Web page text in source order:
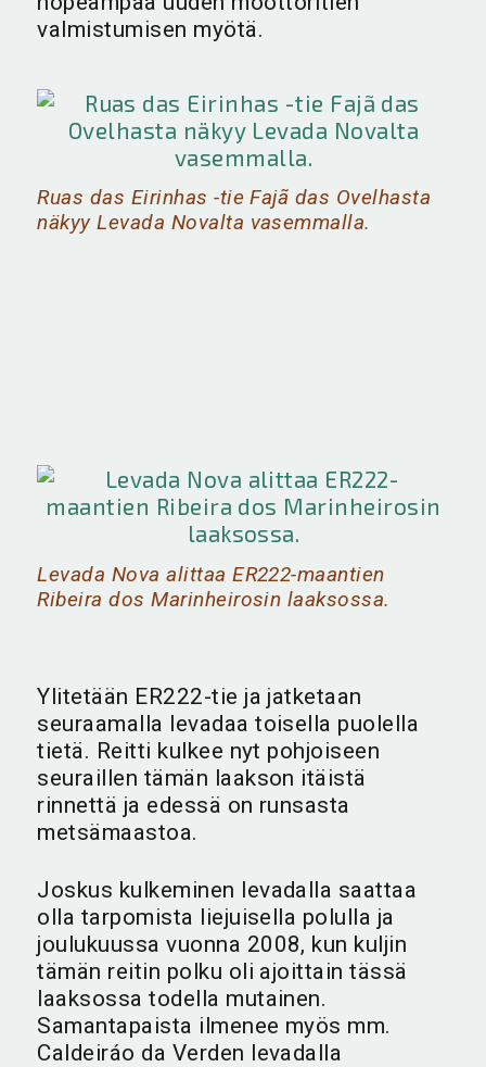
valmistumisen myötä.
Ruas das Eirinhas -tie Fajã das Ovelhasta
näkyy Levada Novalta vasemmalla.
Levada Nova alittaa ER222-maantien
Ribeira dos Marinheirosin laaksossa.
Ylitetään ER222-tie ja jatketaan
seuraamalla levadaa toisella puolella
tietä. Reitti kulkee nyt pohjoiseen
seuraillen tämän laakson itäistä
rinnettä ja edessä on runsasta
metsämaastoa.
Joskus kulkeminen levadalla saattaa
olla tarpomista liejuisella polulla ja
joulukuussa vuonna 2008, kun kuljin
tämän reitin polku oli ajoittain tässä
laaksossa todella mutainen.
Samantapaista ilmenee myös mm.
Caldeiráo da Verden levadalla